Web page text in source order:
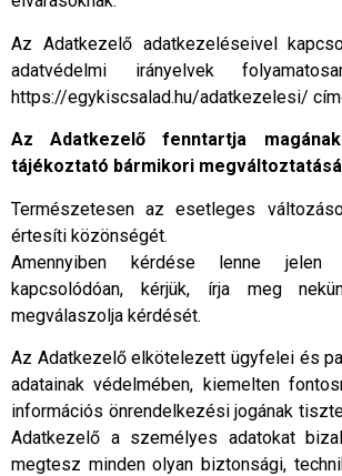
Az Adatkezelő adatkezeléseivel
adatvédelmi irányelvek
https://egykiscsalad.hu/adatkezelesi/
Az Adatkezelő fenntartja
tájékoztató bármikori
Természetesen az esetleges
értesíti közönségét.
Amennyiben kérdése lenne jelen
kapcsolódóan, kérjük, írja meg
megválaszolja kérdését.
Az Adatkezelő elkötelezett ügyfelei és
adatainak védelmében, kiemelten
információs önrendelkezési jogának
Adatkezelő a személyes adatokat
megtesz minden olyan biztonsági,